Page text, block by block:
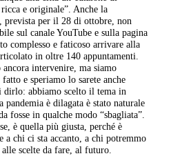
e originale”. Anche la
prevista per il 28 di ottobre, non
sul canale YouTube e sulla pagina
complesso e faticoso arrivare alla
in oltre 140 appuntamenti.
intervenire, ma siamo
e speriamo lo sarete anche
dirlo: abbiamo scelto il tema in
pandemia è dilagata è stato naturale
fosse in qualche modo “sbagliata”.
è quella più giusta, perché è
a chi ci sta accanto, a chi potremmo
scelte da fare, al futuro.